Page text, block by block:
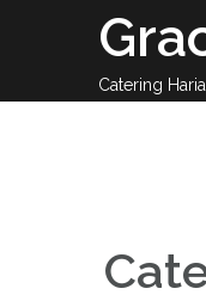
Catering